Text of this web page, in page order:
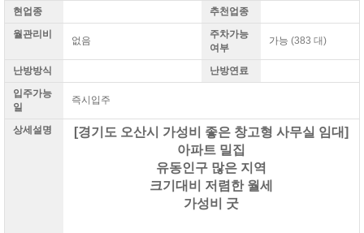
현업종
추천업종
월관리비
없음
주차가능
여부
가능 (383 대)
난방방식
난방연료
입주가능
일
즉시입주
상세설명
[경기도 오산시 가성비 좋은 창고형 사무실 임대]
아파트 밀집
유동인구 많은 지역
크기대비 저렴한 월세
가성비 굿